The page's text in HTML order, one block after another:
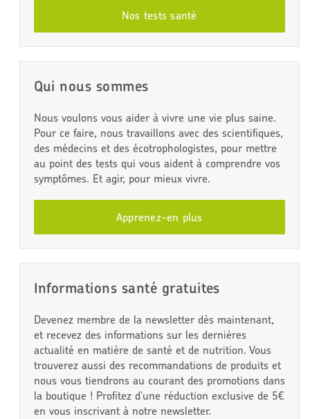
Nos tests santé
Qui nous sommes
Nous voulons vous aider à vivre une vie plus saine.
Pour ce faire, nous travaillons avec des scientifiques,
des médecins et des écotrophologistes, pour mettre
au point des tests qui vous aident à comprendre vos
symptômes. Et agir, pour mieux vivre.
Apprenez-en plus
Informations santé gratuites
Devenez membre de la newsletter dès maintenant,
et recevez des informations sur les dernières
actualité en matière de santé et de nutrition. Vous
trouverez aussi des recommandations de produits et
nous vous tiendrons au courant des promotions dans
la boutique ! Profitez d'une réduction exclusive de 5€
en vous inscrivant à notre newsletter.